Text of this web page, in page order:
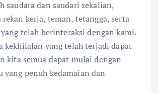
saudara dan saudari sekalian,
rekan kerja, teman, tetangga, serta
telah berinteraksi dengan kami.
kekhilafan yang telah terjadi dapat
kita semua dapat mulai dengan
yang penuh kedamaian dan